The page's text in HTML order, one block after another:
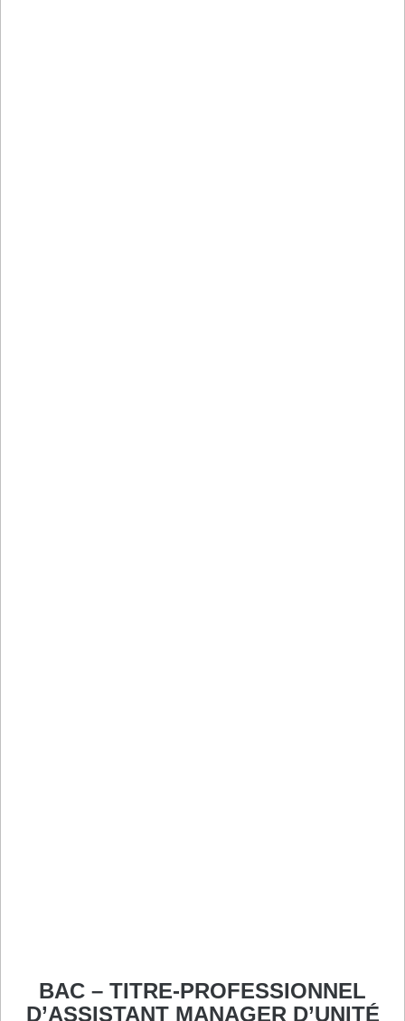
BAC – TITRE-PROFESSIONNEL
D’ASSISTANT MANAGER D’UNITÉ